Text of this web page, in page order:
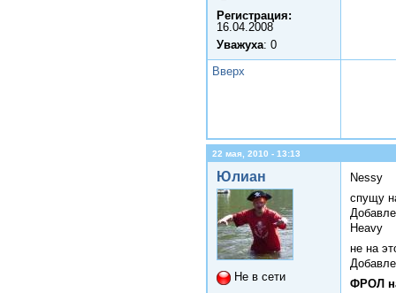
Регистрация:
16.04.2008
Уважуха: 0
Вверх
22 мая, 2010 - 13:13
Юлиан
Не в сети
Nessy
спущу
Heavy
не на
ФРОЛ